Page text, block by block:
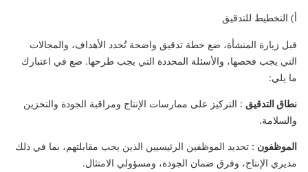
أ) التخطيط للتدقيق
قبل زيارة المنشأة، ضع خطة تدقيق واضحة تُحدد الأهداف، والمجالات
التي يجب فحصها، والأسئلة المحددة التي يجب طرحها. ضع في اعتبارك
ما يلي:
نطاق التدقيق : التركيز على ممارسات الإنتاج ومراقبة الجودة والتخزين
والسلامة.
الموظفون : تحديد الموظفين الرئيسيين الذين يجب مقابلتهم، بما في ذلك
مديري الإنتاج، وفرق ضمان الجودة، ومسؤولي الامتثال.